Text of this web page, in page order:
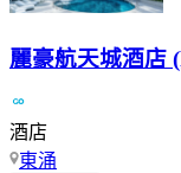
麗豪航天城酒店
酒店
東涌